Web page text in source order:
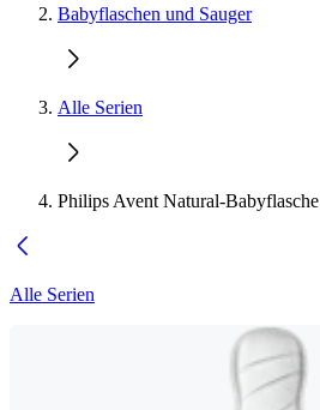
Babyflaschen und Sauger
Alle Serien
Philips Avent Natural-Babyflasche
Alle Serien